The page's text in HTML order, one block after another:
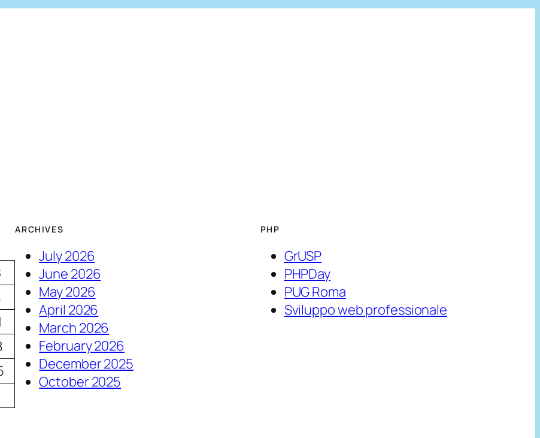
ARCHIVES
July 2026
June 2026
May 2026
April 2026
March 2026
February 2026
December 2025
October 2025
PHP
GrUSP
PHPDay
PUG Roma
Sviluppo web professionale